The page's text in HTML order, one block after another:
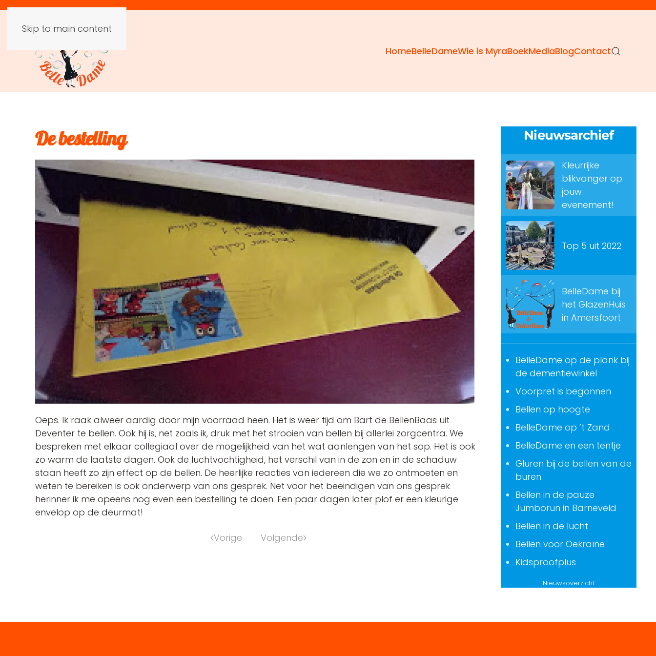
Skip to main content
HomeBelleDameWie is MyraBoekMediaBlogContact
De bestelling
Oeps. Ik raak alweer aardig door mijn voorraad heen. Het is weer tijd om Bart de BellenBaas uit
Deventer te bellen. Ook hij is, net zoals ik, druk met het strooien van bellen bij allerlei zorgcentra. We
bespreken met elkaar collegiaal over de mogelijkheid van het wat aanlengen van het sop. Het is ook
zo warm de laatste dagen. Ook de luchtvochtigheid, het verschil van in de zon en in de schaduw
staan heeft zo zijn effect op de bellen. De heerlijke reacties van iedereen die we zo ontmoeten en
weten te bereiken is ook onderwerp van ons gesprek. Net voor het beëindigen van ons gesprek
herinner ik me opeens nog even een bestelling te doen. Een paar dagen later plof er een kleurige
envelop op de deurmat!
Vorige Volgende
Nieuwsarchief
Kleurrijke
blikvanger op
jouw
evenement!
Top 5 uit 2022
BelleDame bij
het GlazenHuis
in Amersfoort
BelleDame op de plank bij
de dementiewinkel
Voorpret is begonnen
Bellen op hoogte
BelleDame op ’t Zand
BelleDame en een tentje
Gluren bij de bellen van de
buren
Bellen in de pauze
Jumborun in Barneveld
Bellen in de lucht
Bellen voor Oekraïne
Kidsproofplus
… Nieuwsoverzicht …